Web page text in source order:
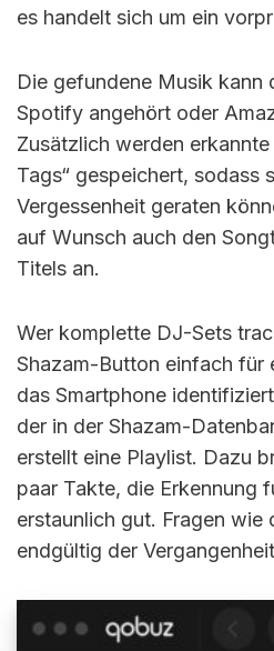
es handelt sich um ein
Die gefundene Musik kann
Spotify angehört oder
Zusätzlich werden
Tags“ gespeichert, sodass
Vergessenheit geraten
auf Wunsch auch den
Titels an.
Wer komplette DJ-Sets
Shazam-Button einfach für
das Smartphone
der in der Shazam-
erstellt eine Playlist. Dazu
paar Takte, die Erkennung
erstaunlich gut. Fragen wie
endgültig der